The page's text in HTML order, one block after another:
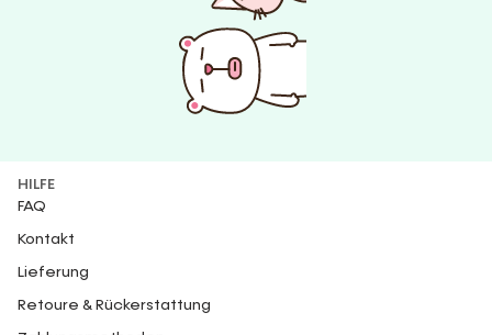
HILFE
FAQ
Kontakt
Lieferung
Retoure & Rückerstattung